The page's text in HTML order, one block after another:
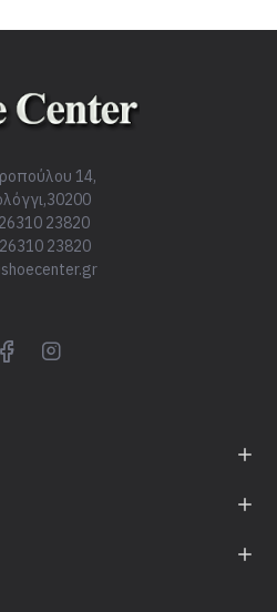
14,
23820
23820